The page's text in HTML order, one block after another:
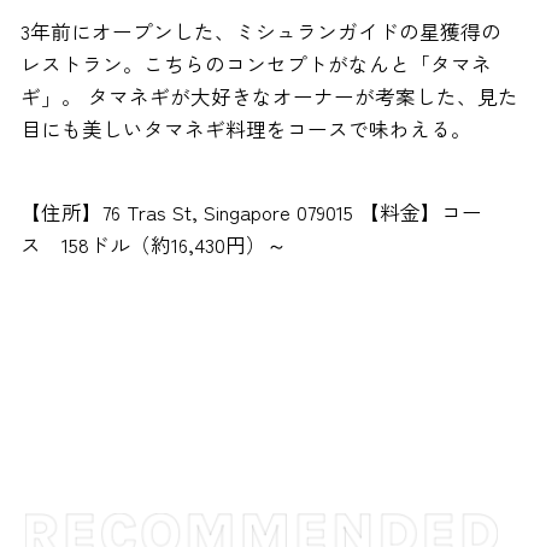
3年前にオープンした、ミシュランガイドの星獲得の
レストラン。こちらのコンセプトがなんと「タマネ
ギ」。 タマネギが大好きなオーナーが考案した、見た
目にも美しいタマネギ料理をコースで味わえる。
【住所】76 Tras St, Singapore 079015 【料金】コー
ス 158ドル（約16,430円）～